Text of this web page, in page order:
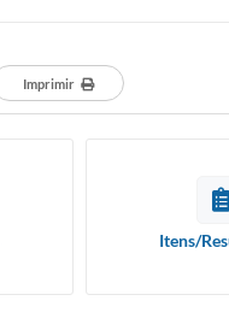
Imprimir
Itens/